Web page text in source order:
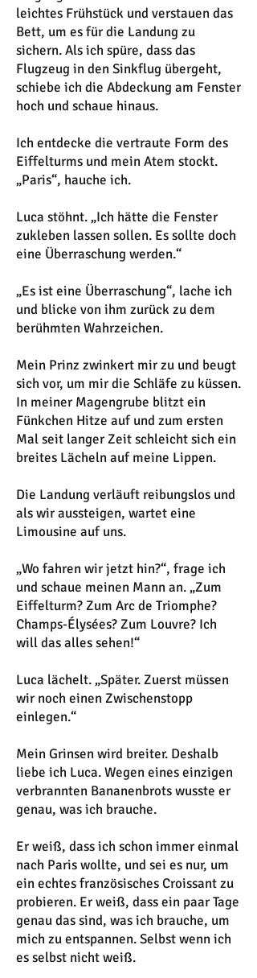
leichtes Frühstück und verstauen das
Bett, um es für die Landung zu
sichern. Als ich spüre, dass das
Flugzeug in den Sinkflug übergeht,
schiebe ich die Abdeckung am Fenster
hoch und schaue hinaus.
Ich entdecke die vertraute Form des
Eiffelturms und mein Atem stockt.
„Paris“, hauche ich.
Luca stöhnt. „Ich hätte die Fenster
zukleben lassen sollen. Es sollte doch
eine Überraschung werden.“
„Es ist eine Überraschung“, lache ich
und blicke von ihm zurück zu dem
berühmten Wahrzeichen.
Mein Prinz zwinkert mir zu und beugt
sich vor, um mir die Schläfe zu küssen.
In meiner Magengrube blitzt ein
Fünkchen Hitze auf und zum ersten
Mal seit langer Zeit schleicht sich ein
breites Lächeln auf meine Lippen.
Die Landung verläuft reibungslos und
als wir aussteigen, wartet eine
Limousine auf uns.
„Wo fahren wir jetzt hin?“, frage ich
und schaue meinen Mann an. „Zum
Eiffelturm? Zum Arc de Triomphe?
Champs-Élysées? Zum Louvre? Ich
will das alles sehen!“
Luca lächelt. „Später. Zuerst müssen
wir noch einen Zwischenstopp
einlegen.“
Mein Grinsen wird breiter. Deshalb
liebe ich Luca. Wegen eines einzigen
verbrannten Bananenbrots wusste er
genau, was ich brauche.
Er weiß, dass ich schon immer einmal
nach Paris wollte, und sei es nur, um
ein echtes französisches Croissant zu
probieren. Er weiß, dass ein paar Tage
genau das sind, was ich brauche, um
mich zu entspannen. Selbst wenn ich
es selbst nicht weiß.